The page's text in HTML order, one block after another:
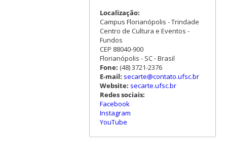
Localização:
Campus Florianópolis - Trindade
Centro de Cultura e Eventos -
Fundos
CEP 88040-900
Florianópolis - SC - Brasil
Fone: (48) 3721-2376
E-mail: secarte@contato.ufsc.br
Website: secarte.ufsc.br
Redes sociais:
Facebook
Instagram
YouTube